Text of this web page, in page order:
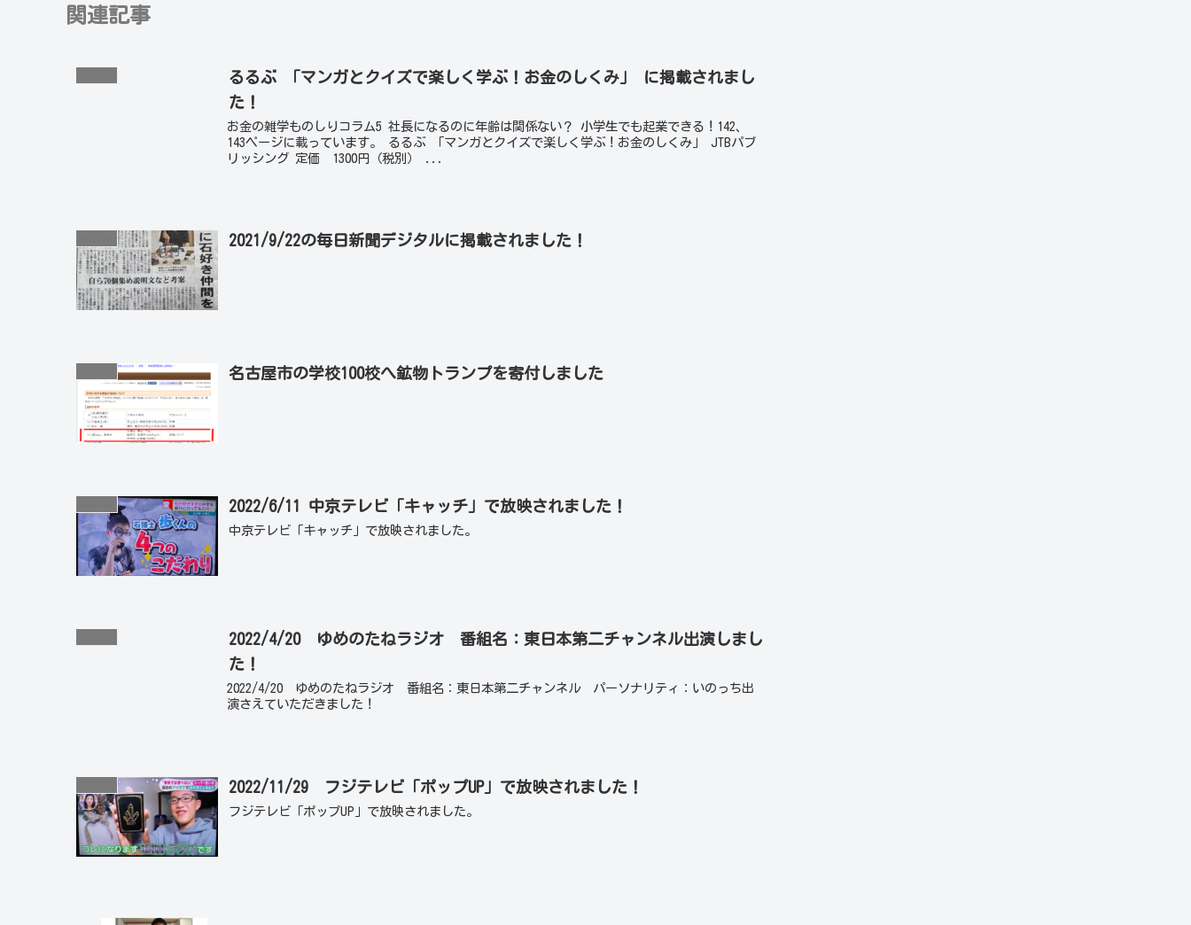
関連記事
るるぶ 「マンガとクイズで楽しく学ぶ！お金のしくみ」 に掲載されまし
た！
お金の雑学ものしりコラム5 社長になるのに年齢は関係ない？ 小学生でも起業できる！142、
143ページに載っています。 るるぶ 「マンガとクイズで楽しく学ぶ！お金のしくみ」 JTBパブ
リッシング 定価 1300円（税別） ...
2021/9/22の毎日新聞デジタルに掲載されました！
名古屋市の学校100校へ鉱物トランプを寄付しました
2022/6/11 中京テレビ「キャッチ」で放映されました！
中京テレビ「キャッチ」で放映されました。
2022/4/20 ゆめのたねラジオ 番組名：東日本第二チャンネル出演しまし
た！
2022/4/20 ゆめのたねラジオ 番組名：東日本第二チャンネル パーソナリティ：いのっち出
演さえていただきました！
2022/11/29 フジテレビ「ポップUP」で放映されました！
フジテレビ「ポップUP」で放映されました。